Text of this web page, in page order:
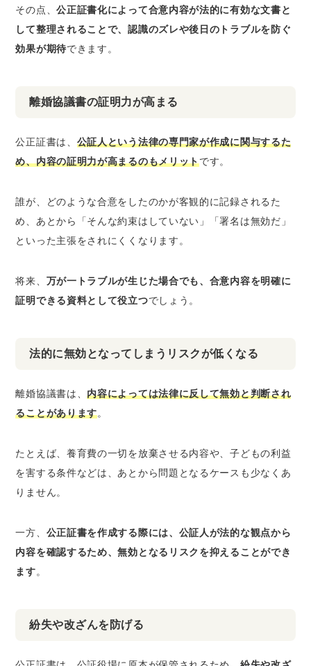
その点、公正証書化によって合意内容が法的に有効な文書と
して整理されることで、認識のズレや後日のトラブルを防ぐ
効果が期待できます。
離婚協議書の証明力が高まる
公正証書は、 公証人という法律の専門家が作成に関与するた
め、内容の証明力が高まるのもメリットです。
誰が、どのような合意をしたのかが客観的に記録されるた
め、あとから「そんな約束はしていない」「署名は無効だ」
といった主張をされにくくなります。
将来、 万が一トラブルが生じた場合でも、合意内容を明確に
証明できる資料として役立つでしょう。
法的に無効となってしまうリスクが低くなる
離婚協議書は、内容によっては法律に反して無効と判断され
ることがあります。
たとえば、養育費の一切を放棄させる内容や、子どもの利益
を害する条件などは、あとから問題となるケースも少なくあ
りません。
一方、 公正証書を作成する際には、公証人が法的な観点から
内容を確認するため、無効となるリスクを抑えることができ
ます。
紛失や改ざんを防げる